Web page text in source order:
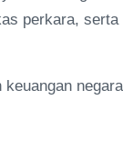
perkara,